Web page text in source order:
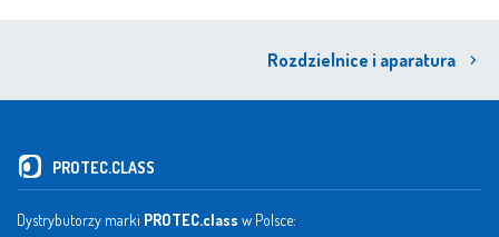
Rozdzielnice i aparatura
PROTEC.CLASS
Dystrybutorzy marki PROTEC.class w Polsce: